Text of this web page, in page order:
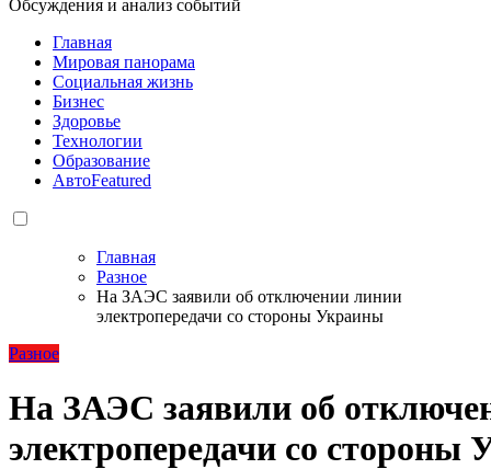
Обсуждения и анализ событий
Главная
Мировая панорама
Социальная жизнь
Бизнес
Здоровье
Технологии
Образование
АвтоFeatured
Главная
Разное
На ЗАЭС заявили об отключении линии
электропередачи со стороны Украины
Разное
На ЗАЭС заявили об
электропередачи со стороны